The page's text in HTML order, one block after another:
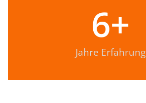
Jahre Erfahrung
6+